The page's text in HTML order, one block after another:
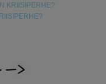
KRIISIPERHE?